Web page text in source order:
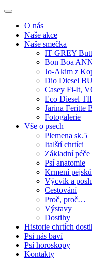
Skip
contentO nás
Naše akce
Naše smečka
IT GREY
Bon Boa
Jo-Akim z
Dio Diesel
Casey Fi-It,
Eco Diesel
Jarina Feritte
Fotogalerie
Vše o psech
Plemena sk.5
Italští chrtíci
Základní péče
Psí anatomie
Krmení pejsků
Výcvik a
Cestování
Proč, proč…
Výstavy
Dostihy
Historie chrtích
Psi nás baví
Psí horoskopy
Kontakty